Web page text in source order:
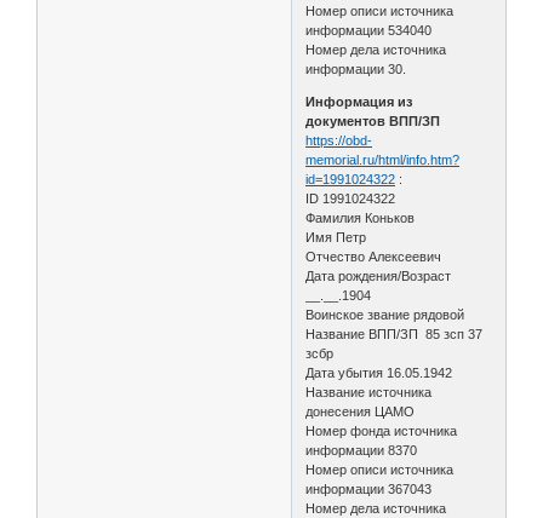
Номер описи источника
информации 534040
Номер дела источника
информации 30.
Информация из
документов ВПП/ЗП
https://obd-
memorial.ru/html/info.htm?
id=1991024322 :
ID 1991024322
Фамилия Коньков
Имя Петр
Отчество Алексеевич
Дата рождения/Возраст
__.__.1904
Воинское звание рядовой
Название ВПП/ЗП 85 зсп 37
зсбр
Дата убытия 16.05.1942
Название источника
донесения ЦАМО
Номер фонда источника
информации 8370
Номер описи источника
информации 367043
Номер дела источника